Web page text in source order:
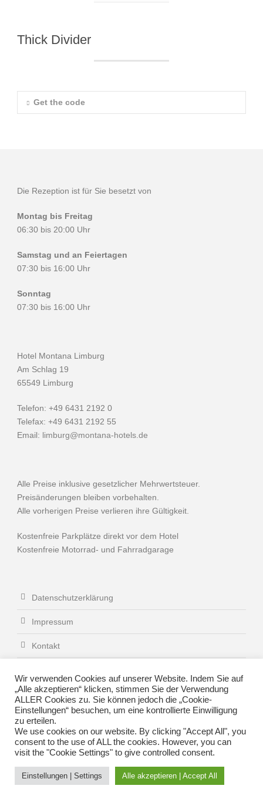
Thick Divider
Get the code
Die Rezeption ist für Sie besetzt von
Montag bis Freitag
06:30 bis 20:00 Uhr
Samstag und an Feiertagen
07:30 bis 16:00 Uhr
Sonntag
07:30 bis 16:00 Uhr
Hotel Montana Limburg
Am Schlag 19
65549 Limburg
Telefon: +49 6431 2192 0
Telefax: +49 6431 2192 55
Email: limburg@montana-hotels.de
Alle Preise inklusive gesetzlicher Mehrwertsteuer.
Preisänderungen bleiben vorbehalten.
Alle vorherigen Preise verlieren ihre Gültigkeit.
Kostenfreie Parkplätze direkt vor dem Hotel
Kostenfreie Motorrad- und Fahrradgarage
Datenschutzerklärung
Impressum
Kontakt
Stellenangebote
Anfahrt – Lage
© 2025 Hotel Montana Limburg
Wir verwenden Cookies auf unserer Website. Indem Sie auf
„Alle akzeptieren“ klicken, stimmen Sie der Verwendung
ALLER Cookies zu. Sie können jedoch die „Cookie-
Einstellungen“ besuchen, um eine kontrollierte Einwilligung
zu erteilen.
We use cookies on our website. By clicking "Accept All", you
consent to the use of ALL the cookies. However, you can
visit the "Cookie Settings" to give controlled consent.
Einstellungen | Settings Alle akzeptieren | Accept All